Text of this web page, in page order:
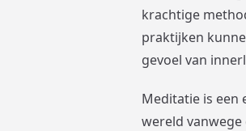
krachtige
praktijken
gevoel van
Meditatie is een
wereld